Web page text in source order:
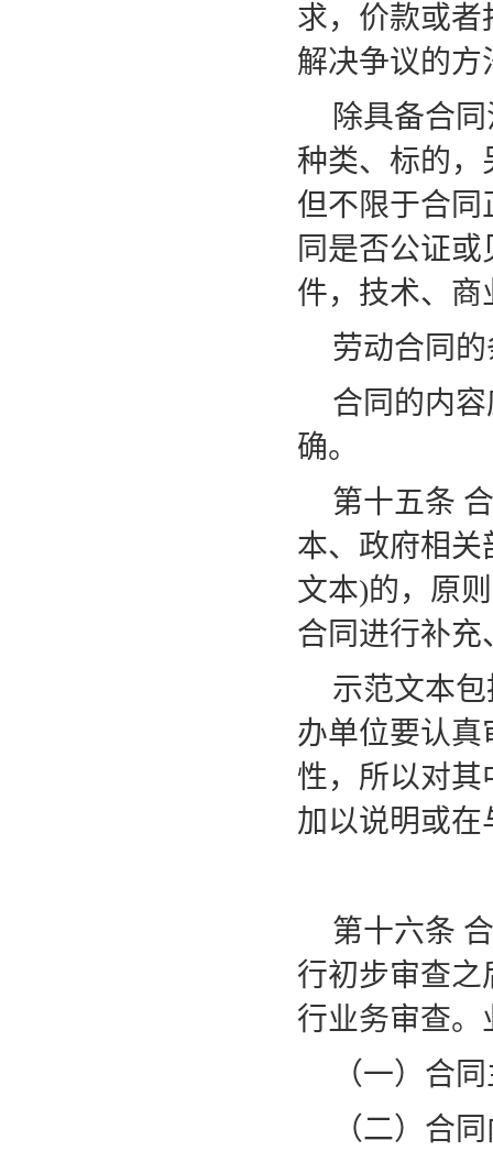
求，价款或
解决争议的方
除具备合
种类、标的，
但不限于合
同是否公证
件，技术、
劳动合同
合同的内
确。
第十五条
本、政府相
文本)的，原
合同进行补
示范文本
办单位要认
性，所以对
加以说明或
第十六条
行初步审查
行业务审查
（一）合
（二）合